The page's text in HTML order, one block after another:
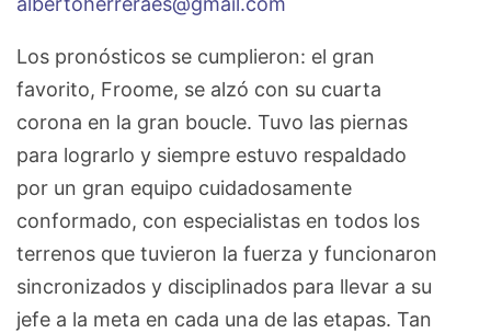
Los pronósticos se cumplieron: el gran
favorito, Froome, se alzó con su cuarta
corona en la gran boucle. Tuvo las piernas
para lograrlo y siempre estuvo respaldado
por un gran equipo cuidadosamente
conformado, con especialistas en todos los
terrenos que tuvieron la fuerza y funcionaron
sincronizados y disciplinados para llevar a su
jefe a la meta en cada una de las etapas. Tan